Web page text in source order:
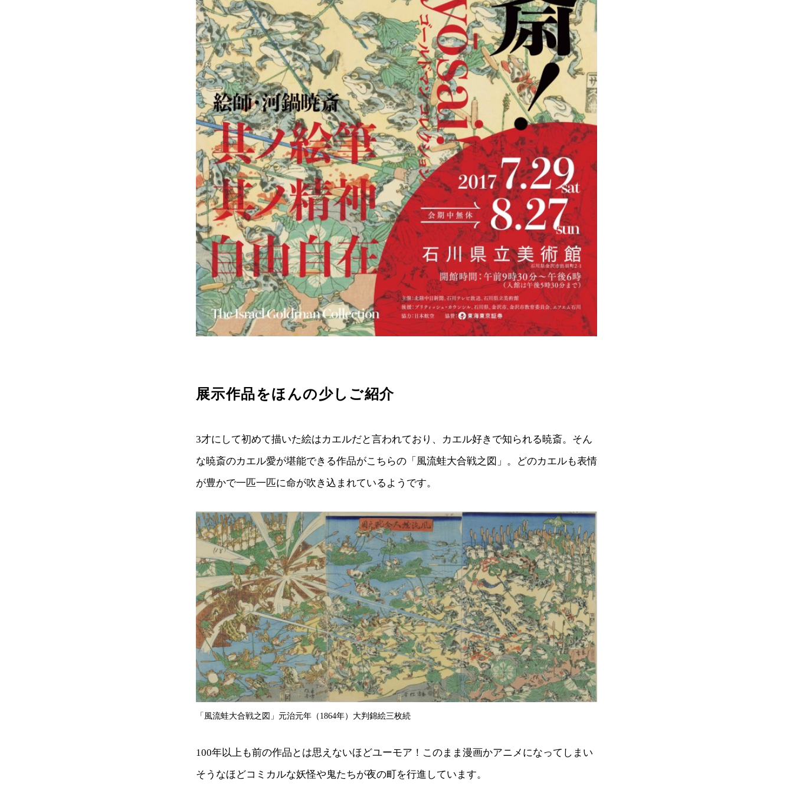
展示作品をほんの少しご紹介
3才にして初めて描いた絵はカエルだと言われており、カエル好きで知られる暁斎。そん
な暁斎のカエル愛が堪能できる作品がこちらの「風流蛙大合戦之図」。どのカエルも表情
が豊かで一匹一匹に命が吹き込まれているようです。
「風流蛙大合戦之図」元治元年（1864年）大判錦絵三枚続
100年以上も前の作品とは思えないほどユーモア！このまま漫画かアニメになってしまい
そうなほどコミカルな妖怪や鬼たちが夜の町を行進しています。